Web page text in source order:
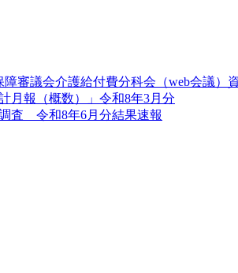
障審議会介護給付費分科会（web会議）
月報（概数）」令和8年3月分
査 令和8年6月分結果速報